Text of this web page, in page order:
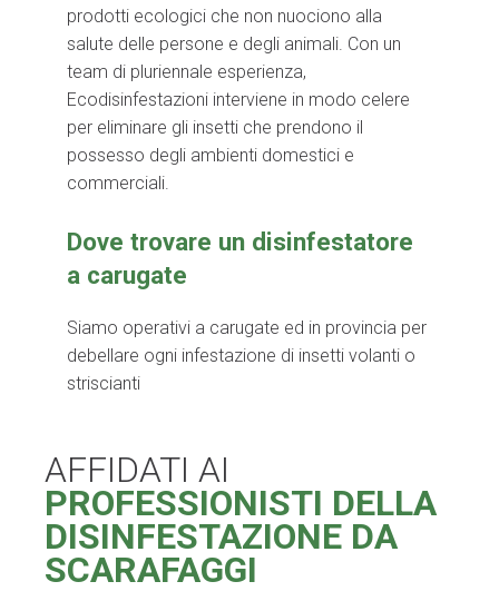
prodotti ecologici che non nuociono alla
salute delle persone e degli animali. Con un
team di pluriennale esperienza,
Ecodisinfestazioni interviene in modo celere
per eliminare gli insetti che prendono il
possesso degli ambienti domestici e
commerciali.
Dove trovare un disinfestatore
a carugate
Siamo operativi a carugate ed in provincia per
debellare ogni infestazione di insetti volanti o
striscianti
AFFIDATI AI
PROFESSIONISTI DELLA
DISINFESTAZIONE DA
SCARAFAGGI